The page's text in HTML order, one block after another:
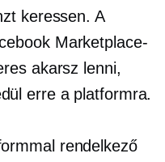
keressen. A
Marketplace-
akarsz lenni,
erre a platformra.
rendelkező